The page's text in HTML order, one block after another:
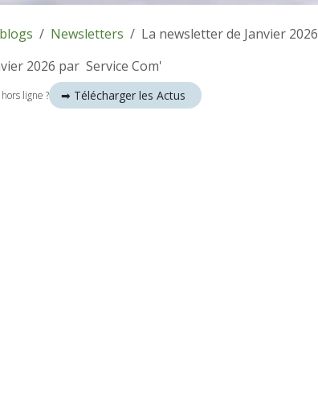
Newsletters
La newsletter de Janvier 2026
2026 par Service Com'
ligne ? ➡︎ Télécharger les Actus